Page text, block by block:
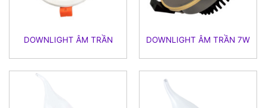
DOWNLIGHT ÂM TRẦN DOWNLIGHT ÂM TRẦN 7W